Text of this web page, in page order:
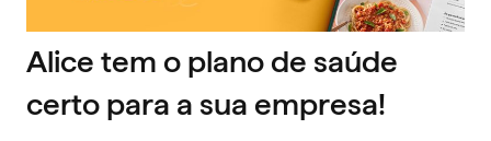
Alice tem o plano de saúde
certo para a sua empresa!